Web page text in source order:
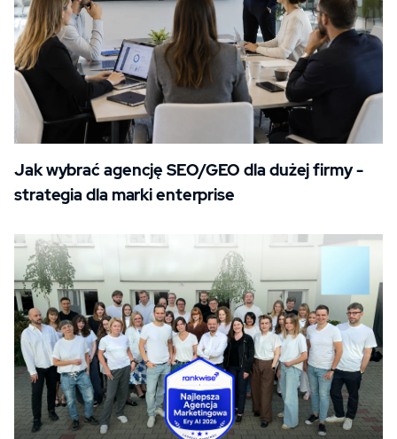
Jak wybrać agencję SEO/GEO dla dużej firmy -
strategia dla marki enterprise